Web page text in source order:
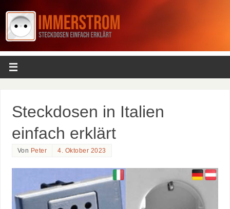
Steckdosen in Italien
einfach erklärt
Von Peter 4. Oktober 2023